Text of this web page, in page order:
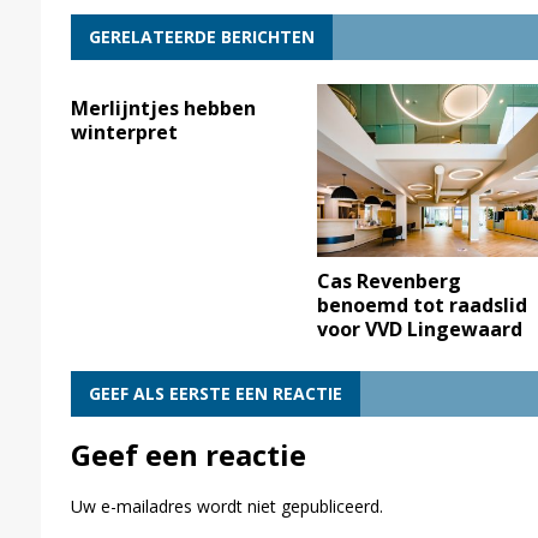
GERELATEERDE BERICHTEN
Merlijntjes hebben
winterpret
Cas Revenberg
benoemd tot raadslid
voor VVD Lingewaard
GEEF ALS EERSTE EEN REACTIE
Geef een reactie
Uw e-mailadres wordt niet gepubliceerd.